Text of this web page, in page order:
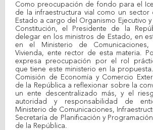
Como preocupación de fondo para el
de la infraestructura vial como un sector
Estado a cargo del Organismo Ejecutivo
Constitución, el Presidente de la
delegar en los ministros de Estado, en
en el Ministerio de Comunicaciones,
Vivienda, ente rector de esta materia.
expresa preocupación por el rol
que tiene este ministerio en la
Comisión de Economía y Comercio
de la República a reflexionar sobre la
un ente descentralizado más, y el
autoridad y responsabilidad de
Ministerio de Comunicaciones,
Secretaría de Planificación y
de la República.